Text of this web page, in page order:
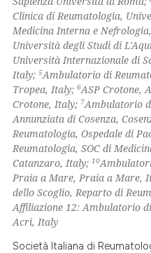
how this article has been
atscite.ai
shows how a scientific paper
been cited by providing the
of the citation, a
describing whether
mentions, or contrasts
claim, and a label
in which section the
was made.
Clinica di Reumatologia,
Medicina Interna e
Università degli Studi di
Università Internazionale di
Italy;5Ambulatorio di
Tropea, Italy;6ASP Crotone,
Crotone, Italy; 7Ambulatorio
Annunziata di Cosenza,
Reumatologia, Ospedale di
Reumatologia, SOC di
Catanzaro, Italy;10
Praia a Mare, Praia a Mare,
dello Scoglio, Reparto di
Affiliazione 12: Ambulatorio
Acri, Italy
Società Italiana di